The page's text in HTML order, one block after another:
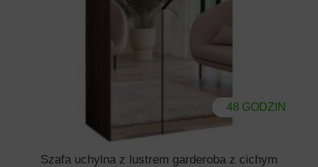
48 GODZIN
Szafa uchylna z lustrem garderoba z cichym